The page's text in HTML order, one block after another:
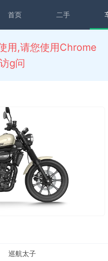
首页 二手
用,请您使用Chrome
g问
巡航太子